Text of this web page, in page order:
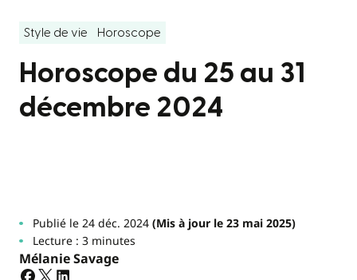
Style de vie Horoscope
Horoscope du 25 au 31
décembre 2024
Publié le 24 déc. 2024(Mis à jour le 23 mai 2025)
Lecture : 3 minutes
Mélanie Savage